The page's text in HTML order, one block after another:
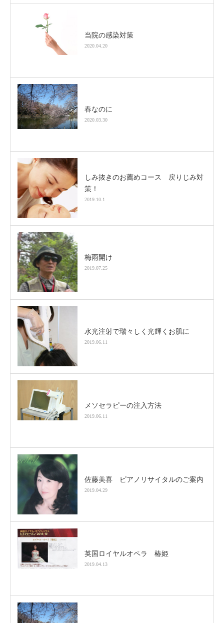
当院の感染対策
2020.04.20
春なのに
2020.03.30
しみ抜きのお薦めコース 戻りじみ対
策！
2019.10.1
梅雨開け
2019.07.25
水光注射で瑞々しく光輝くお肌に
2019.06.11
メソセラピーの注入方法
2019.06.11
佐藤美喜 ピアノリサイタルのご案内
2019.04.29
英国ロイヤルオペラ 椿姫
2019.04.13